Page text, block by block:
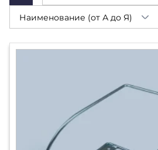
Наименование (от А до Я)